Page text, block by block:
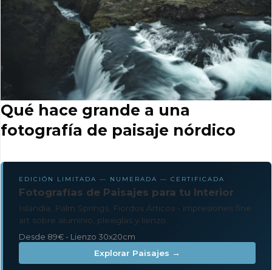
Qué hace grande a una
fotografía de paisaje nórdico
EDICIÓN LIMITADA — NUMERADA — CERTIFICADA
Fotografías de Paisajes para tu Interior
Islandia, Palm Springs, Fiordos Árticos - impresiones fine
art sobre aluminio, plexiglas y lienzo.
Desde 89€ - Lienzo 30x20cm
Explorar Paisajes →